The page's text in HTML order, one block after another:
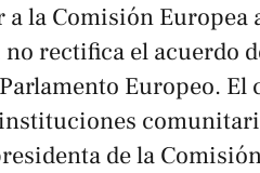
a la Comisión Europea
no rectifica el acuerdo
Europeo.
de la